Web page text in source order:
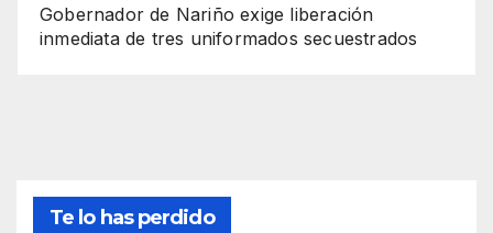
Gobernador de Nariño exige liberación
inmediata de tres uniformados secuestrados
Te lo has perdido